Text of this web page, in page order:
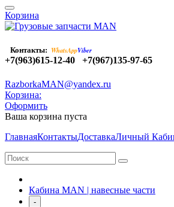
Корзина
Контакты: WhatsAppViber
+7(963)615-12-40 +7(967)135-97-65
RazborkaMAN@yandex.ru
Корзина:
Оформить
Ваша корзина пуста
ГлавнаяКонтактыДоставкаЛичный
Кабина MAN | навесные части
-